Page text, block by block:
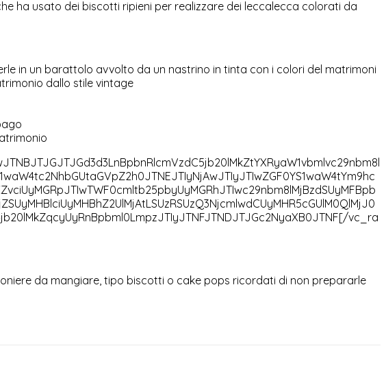
ha usato dei biscotti ripieni per realizzare dei leccalecca colorati da
in un barattolo avvolto da un nastrino in tinta con i colori del matrimoni
dallo stile vintage
vc_ra
da mangiare, tipo biscotti o cake pops ricordati di non prepararle